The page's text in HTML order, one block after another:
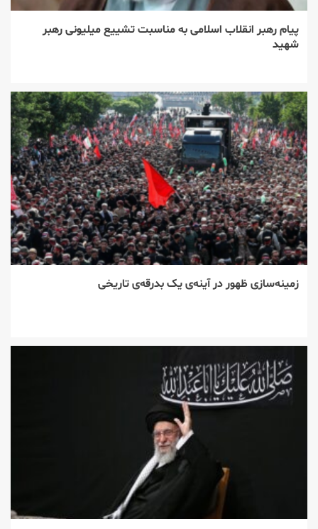
پیام رهبر انقلاب اسلامی به مناسبت تشییع میلیونی رهبر
شهید
زمینه‌سازی ظهور در آینه‌ی یک بدرقه‌ی تاریخی